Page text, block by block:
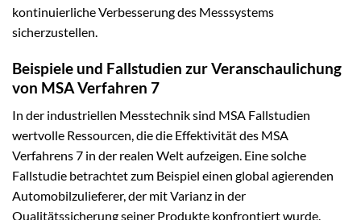
kontinuierliche Verbesserung des Messsystems
sicherzustellen.
Beispiele und Fallstudien zur Veranschaulichung
von MSA Verfahren 7
In der industriellen Messtechnik sind MSA Fallstudien
wertvolle Ressourcen, die die Effektivität des MSA
Verfahrens 7 in der realen Welt aufzeigen. Eine solche
Fallstudie betrachtet zum Beispiel einen global agierenden
Automobilzulieferer, der mit Varianz in der
Qualitätssicherung seiner Produkte konfrontiert wurde.